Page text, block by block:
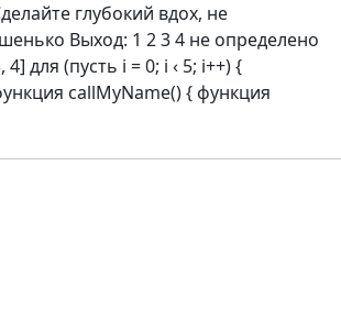
глубокий вдох, не
Выход: 1 2 3 4 не определено
для (пусть i = 0; i ‹ 5; i++) {
callMyName() { функция